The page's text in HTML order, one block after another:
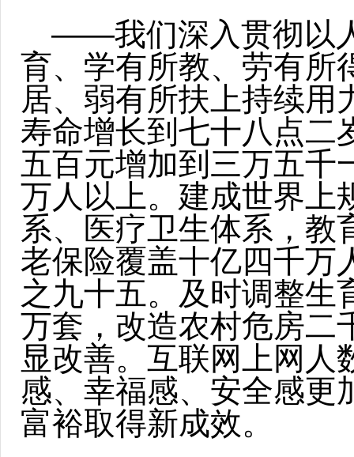
——我们深入贯彻以
育、学有所教、劳有所
居、弱有所扶上持续用
寿命增长到七十八点二
五百元增加到三万五千
万人以上。建成世界上
系、医疗卫生体系，教
老保险覆盖十亿四千万
之九十五。及时调整生
万套，改造农村危房二
显改善。互联网上网人
感、幸福感、安全感更
富裕取得新成效。